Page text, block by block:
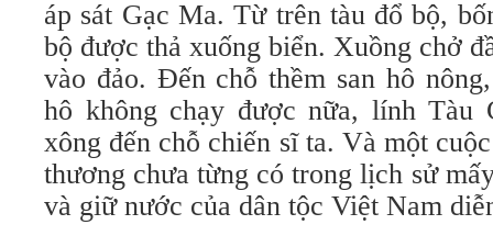
áp sát Gạc Ma. Từ trên tàu đổ bộ,
bộ được thả xuống biển. Xuồng chở
vào đảo. Đến chỗ thềm san hô
hô không chạy được nữa, lính Tàu
xông đến chỗ chiến sĩ ta. Và một
thương chưa từng có trong lịch sử
và giữ nước của dân tộc Việt Nam